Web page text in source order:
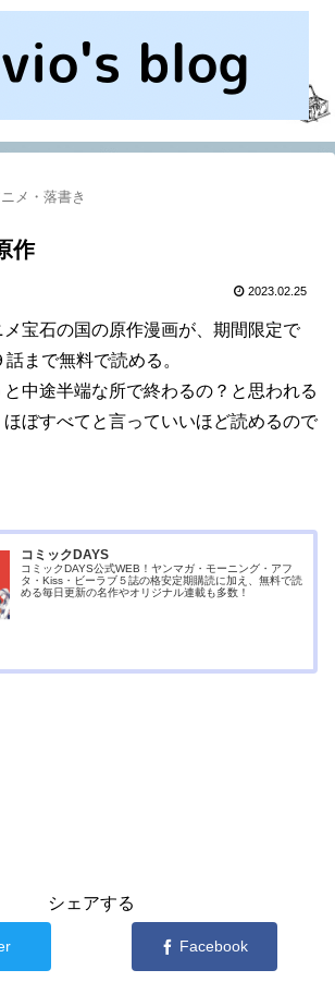
メ・落書き
作
2023.02.25
メ宝石の国の原作漫画が、期間限定で
話まで無料で読める。
と中途半端な所で終わるの？と思われる
ぼすべてと言っていいほど読めるので
コミックDAYS
コミックDAYS公式WEB！ヤンマガ・モーニング・アフ
タ・Kiss・ビーラブ５誌の格安定期購読に加え、無料で読
める毎日更新の名作やオリジナル連載も多数！
シェアする
Facebook